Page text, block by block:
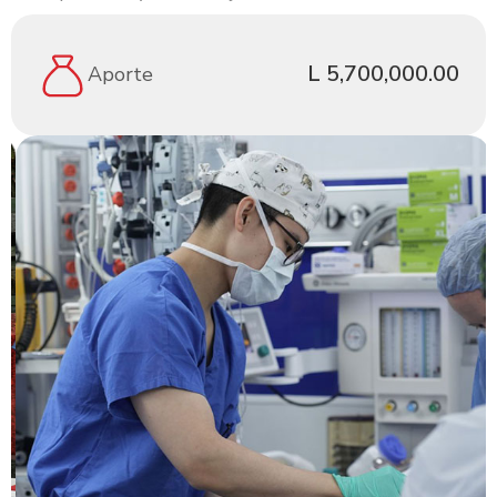
Aporte L 5,700,000.00
Slide 2 of 2.